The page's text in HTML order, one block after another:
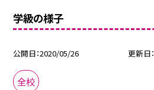
学級の様子
公開日 2020/05/26 更新日
全校